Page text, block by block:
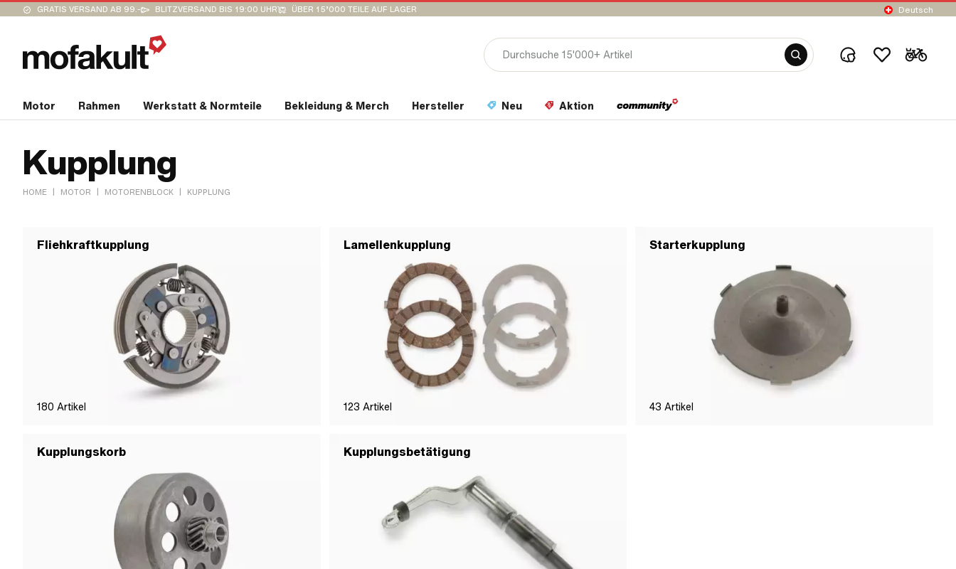
GRATIS VERSAND AB 99.- BLITZVERSAND BIS 19:00 UHR ÜBER 15’000 TEILE AUF LAGER Deutsch
Motor Rahmen Werkstatt & Normteile Bekleidung & Merch Hersteller Neu Aktion
Kupplung
HOME | MOTOR | MOTORENBLOCK | KUPPLUNG
Fliehkraftkupplung
180 Artikel
Lamellenkupplung
123 Artikel
Starterkupplung
43 Artikel
Kupplungskorb Kupplungsbetätigung